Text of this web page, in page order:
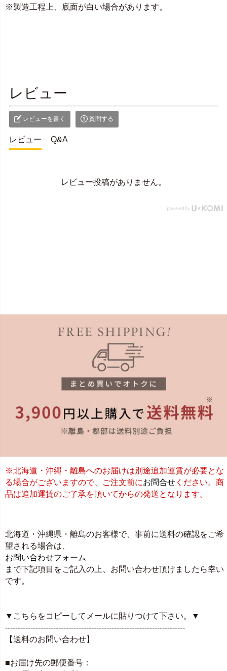
※製造工程上、底面が白い場合があります。
レビュー
レビューを書く 質問する
レビュー Q&A
レビュー投稿がありません。
※北海道・沖縄・離島へのお届けは別途追加運賃が必要とな
る場合がございますので、ご注文前にお問合せ ください。商
品は追加運賃のご了承を頂いてからの発送となります。
北海道・沖縄県・離島のお客様で、事前に送料の確認をご希
望される場合は、
お問い合わせフォーム
まで下記項目をご記入の上、お問い合わせ頂けましたら幸い
です。
▼こちらをコピーしてメールに貼りつけて下さい。▼
-----------------------------------------------------------------------
【送料のお問い合わせ】
■お届け先の郵便番号：